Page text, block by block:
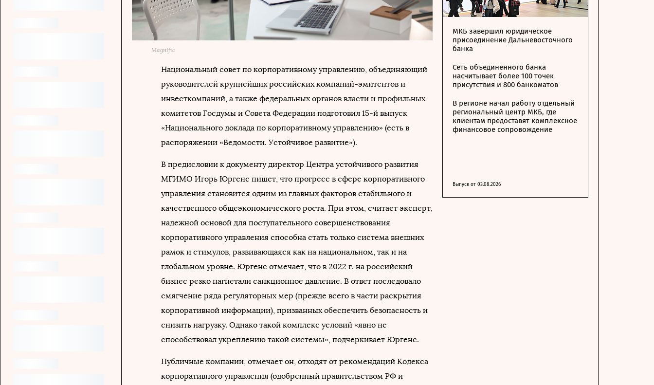
Magnific
Национальный совет по корпоративному управлению, объединяющий
руководителей крупнейших российских компаний-эмитентов и
инвесткомпаний, а также федеральных органов власти и профильных
комитетов Госдумы и Совета Федерации подготовил 15-й выпуск
«Национального доклада по корпоративному управлению» (есть в
распоряжении «Ведомости. Устойчивое развитие»).
В предисловии к документу директор Центра устойчивого развития
МГИМО Игорь Юргенс пишет, что прогресс в сфере корпоративного
управления становится одним из главных факторов стабильного и
качественного общеэкономического роста. При этом, считает эксперт,
надежной основой для поступательного совершенствования
корпоративного управления способна стать только система внешних
рамок и стимулов, развивающаяся как на национальном, так и на
глобальном уровне. Юргенс отмечает, что в 2022 г. на российский
бизнес резко нагнетали санкционное давление. В ответ последовало
смягчение ряда регуляторных мер (прежде всего в части раскрытия
корпоративной информации), призванных обеспечить безопасность и
снизить нагрузку. Однако такой комплекс условий «явно не
способствовал укреплению такой системы», подчеркивает Юргенс.
Публичные компании, отмечает он, отходят от рекомендаций Кодекса
корпоративного управления (одобренный правительством РФ и
МКБ завершил юридическое
присоединение Дальневосточного
банка
Сеть объединенного банка
насчитывает более 100 точек
присутствия и 800 банкоматов
В регионе начал работу отдельный
региональный центр МКБ, где
клиентам предоставят комплексное
финансовое сопровождение
Выпуск от 03.08.2026